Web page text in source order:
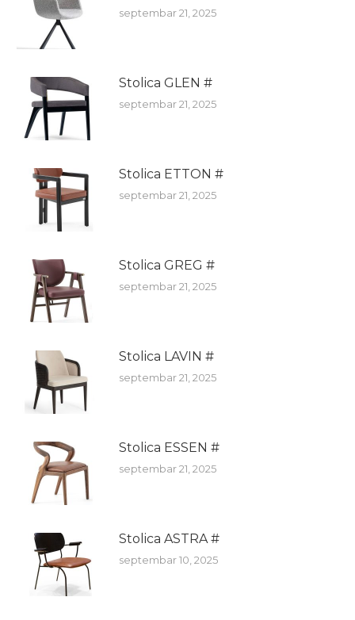
septembar 21, 2025
Stolica GLEN #
septembar 21, 2025
Stolica ETTON #
septembar 21, 2025
Stolica GREG #
septembar 21, 2025
Stolica LAVIN #
septembar 21, 2025
Stolica ESSEN #
septembar 21, 2025
Stolica ASTRA #
septembar 10, 2025